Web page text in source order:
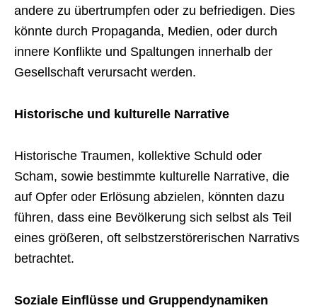
andere zu übertrumpfen oder zu befriedigen. Dies
könnte durch Propaganda, Medien, oder durch
innere Konflikte und Spaltungen innerhalb der
Gesellschaft verursacht werden.
Historische und kulturelle Narrative
Historische Traumen, kollektive Schuld oder
Scham, sowie bestimmte kulturelle Narrative, die
auf Opfer oder Erlösung abzielen, könnten dazu
führen, dass eine Bevölkerung sich selbst als Teil
eines größeren, oft selbstzerstörerischen Narrativs
betrachtet.
Soziale Einflüsse und Gruppendynamiken